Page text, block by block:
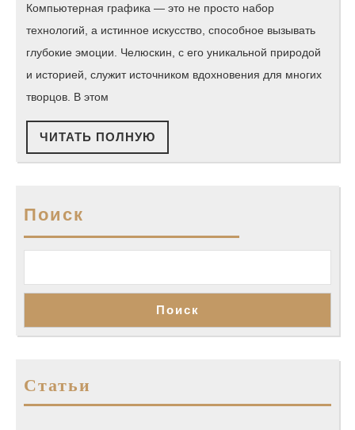
Челюскин.
Первые:
от
северного
Компьютерная графика — это не просто набор
технологий, а истинное искусство, способное вызывать
глубокие эмоции. Челюскин, с его уникальной природой
и историей, служит источником вдохновения для многих
творцов. В этом
ЧИТАТЬ ПОЛНУЮ
ПОЛНУЮ
Поиск
Поиск
Статьи